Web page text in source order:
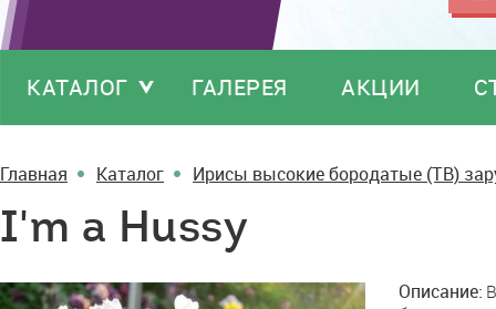
КАТАЛОГ ГАЛЕРЕЯ АКЦИИ
Главная Каталог Ирисы высокие бородатые (TB)
I'm a Hussy
I'm
Описание: